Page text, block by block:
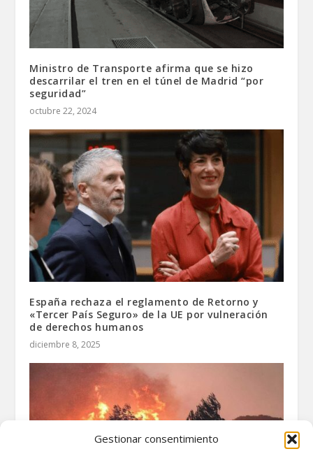
Gestionar consentimiento
Ministro de Transporte afirma que se hizo
descarrilar el tren en el túnel de Madrid “por
seguridad”
octubre 22, 2024
España rechaza el reglamento de Retorno y
«Tercer País Seguro» de la UE por vulneración
de derechos humanos
diciembre 8, 2025